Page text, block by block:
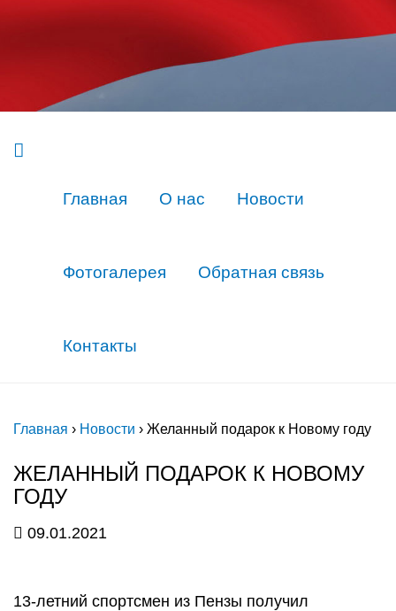
Главная О нас Новости
Фотогалерея Обратная связь
Контакты
Главная › Новости › Желанный подарок к Новому году
ЖЕЛАННЫЙ ПОДАРОК К НОВОМУ
ГОДУ
09.01.2021
13-летний спортсмен из Пензы получил